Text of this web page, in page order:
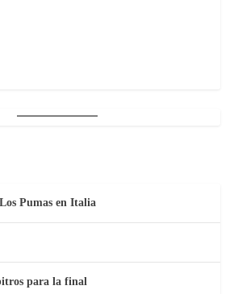
Pumas en Italia
para la final